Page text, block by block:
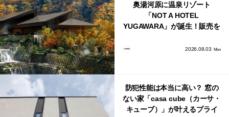
奥湯河原に温泉リゾート
「NOT A HOTEL
YUGAWARA」が誕生！販売を
2026.08.03 Mon
防犯性能は本当に高い？ 窓の
ない家「casa cube（カーサ・
キューブ）」が叶えるプライ